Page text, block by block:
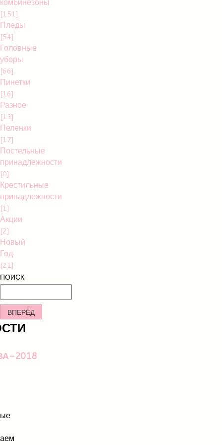
[151]
Пледы
[54]
Головные
уборы
[66]
Пинетки
[16]
Разное
[13]
Пеленки
[17]
Постельные
принадлежности
[0]
Крестильные
принадлежности
[1]
Акции
[2]
Новый
Год
[21]
ПОИСК
ВПЕРЁД
2018